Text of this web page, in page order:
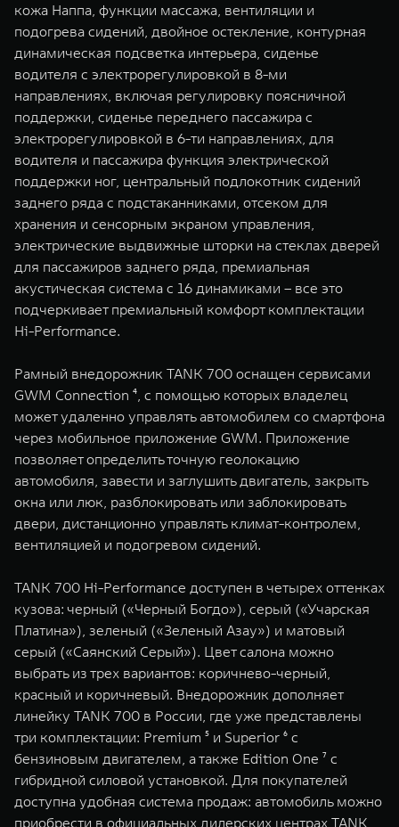
кожа Наппа, функции массажа, вентиляции и
подогрева сидений, двойное остекление, контурная
динамическая подсветка интерьера, сиденье
водителя с электрорегулировкой в 8-ми
направлениях, включая регулировку поясничной
поддержки, сиденье переднего пассажира с
электрорегулировкой в 6-ти направлениях, для
водителя и пассажира функция электрической
поддержки ног, центральный подлокотник сидений
заднего ряда с подстаканниками, отсеком для
хранения и сенсорным экраном управления,
электрические выдвижные шторки на стеклах дверей
для пассажиров заднего ряда, премиальная
акустическая система с 16 динамиками – все это
подчеркивает премиальный комфорт комплектации
Hi-Performance.
Рамный внедорожник TANK 700 оснащен сервисами
GWM Connection ⁴, с помощью которых владелец
может удаленно управлять автомобилем со смартфона
через мобильное приложение GWM. Приложение
позволяет определить точную геолокацию
автомобиля, завести и заглушить двигатель, закрыть
окна или люк, разблокировать или заблокировать
двери, дистанционно управлять климат-контролем,
вентиляцией и подогревом сидений.
TANK 700 Hi-Performance доступен в четырех оттенках
кузова: черный («Черный Богдо»), серый («Учарская
Платина»), зеленый («Зеленый Азау») и матовый
серый («Саянский Серый»). Цвет салона можно
выбрать из трех вариантов: коричнево-черный,
красный и коричневый. Внедорожник дополняет
линейку TANK 700 в России, где уже представлены
три комплектации: Premium ⁵ и Superior ⁶ с
бензиновым двигателем, а также Edition One ⁷ с
гибридной силовой установкой. Для покупателей
доступна удобная система продаж: автомобиль можно
приобрести в официальных дилерских центрах TANK